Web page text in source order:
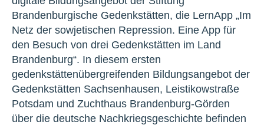
Brandenburgische Gedenkstätten, die LernApp „Im
Netz der sowjetischen Repression. Eine App für
den Besuch von drei Gedenkstätten im Land
Brandenburg“. In diesem ersten
gedenkstättenübergreifenden Bildungsangebot der
Gedenkstätten Sachsenhausen, Leistikowstraße
Potsdam und Zuchthaus Brandenburg-Görden
über die deutsche Nachkriegsgeschichte befinden